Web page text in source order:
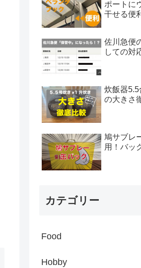
ポートに
干せる便
佐川急便
しての対
炊飯器5.5
の大きさ
鳩サブレ
用！バッ
カテゴリー
Food
Hobby